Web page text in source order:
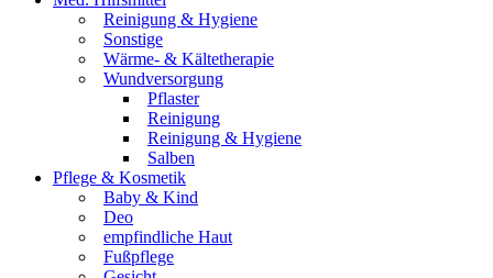
Reinigung & Hygiene
Sonstige
Wärme- & Kältetherapie
Wundversorgung
Pflaster
Reinigung
Reinigung & Hygiene
Salben
Pflege & Kosmetik
Baby & Kind
Deo
empfindliche Haut
Fußpflege